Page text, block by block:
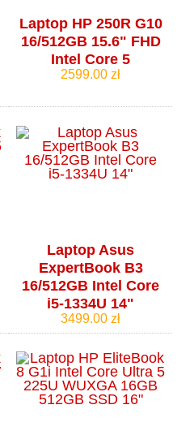
Laptop HP 250R G10
16/512GB 15.6" FHD
Intel Core 5
2599.00 zł
Laptop Asus
ExpertBook B3
16/512GB Intel Core
i5-1334U 14"
3499.00 zł